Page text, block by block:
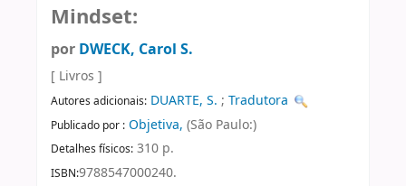
Mindset:
por DWECK, Carol S.
[ Livros ]
Autores adicionais: DUARTE, S. ; Tradutora
Publicado por : Objetiva, (São Paulo:)
Detalhes físicos: 310 p.
ISBN:9788547000240.